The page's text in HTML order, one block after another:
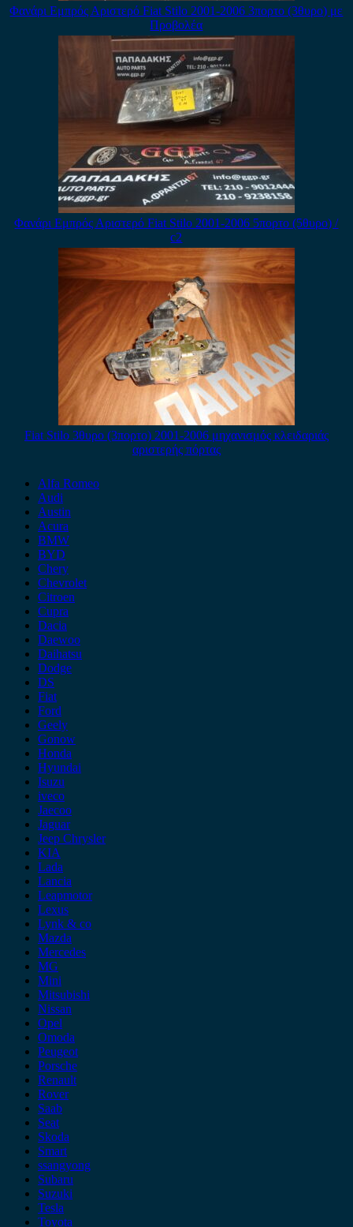
Φανάρι Εμπρός Αριστερό Fiat Stilo 2001-2006 3πορτο (3θυρο) με
Προβολέα
Φανάρι Εμπρός Αριστερό Fiat Stilo 2001-2006 5πορτο (5θυρο) /
c2
Fiat Stilo 3θυρο (3πορτο) 2001-2006 μηχανισμός κλειδαριάς
αριστερής πόρτας
Alfa Romeo
Audi
Austin
Acura
BMW
BYD
Chery
Chevrolet
Citroen
Cupra
Dacia
Daewoo
Daihatsu
Dodge
DS
Fiat
Ford
Geely
Gonow
Honda
Hyundai
Isuzu
iveco
Jaecoo
Jaguar
Jeep Chrysler
KIA
Lada
Lancia
Leapmotor
Lexus
Lynk & co
Mazda
Mercedes
MG
Mini
Mitsubishi
Nissan
Opel
Omoda
Peugeot
Porsche
Renault
Rover
Saab
Seat
Skoda
Smart
ssangyong
Subaru
Suzuki
Tesla
Toyota